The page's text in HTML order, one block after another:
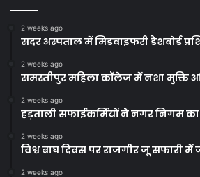
2 weeks ago
सदर अस्पताल में मिडवाइफरी डैशबोर्ड
2 weeks ago
समस्तीपुर महिला कॉलेज में नशा मुक्ति
2 weeks ago
हड़ताली सफाईकर्मियों ने नगर निगम का
2 weeks ago
विश्व बाघ दिवस पर राजगीर जू सफारी
2 weeks ago